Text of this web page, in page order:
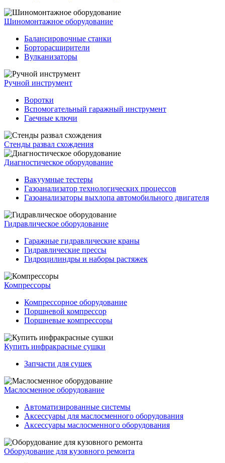
Шиномонтажное оборудование
Балансировочные станки
Борторасширители
Вулканизаторы
Ручной инструмент
Воротки
Вспомогательный гаражный инструмент
Гаечные ключи
Стенды развал схождения
Диагностическое оборудование
Вакуумные тестеры
Газоанализатор технологических процессов
Газоанализаторы выхлопа автомобильного двигателя
Гидравлическое оборудование
Гаражные гидравлические краны
Гидравлические прессы
Гидроцилиндры и наборы растяжек
Компрессоры
Компрессорное оборудование
Поршневой компрессор
Поршневые компрессоры
Купить инфракрасные сушки
Запчасти для сушек
Маслосменное оборудование
Автоматизированные системы
Аксессуары для маслосменного оборудования
Аксессуары маслосменного оборудования
Оборудование для кузовного ремонта